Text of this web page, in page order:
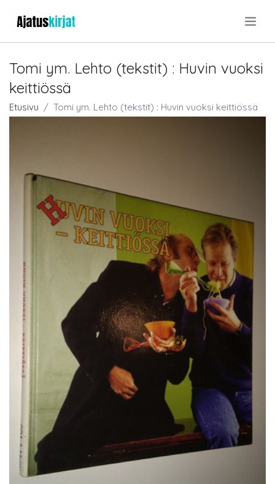
Tomi ym. Lehto (tekstit) : Huvin vuoksi
keittiössä
Etusivu Tomi ym. Lehto (tekstit) : Huvin vuoksi keittiössä